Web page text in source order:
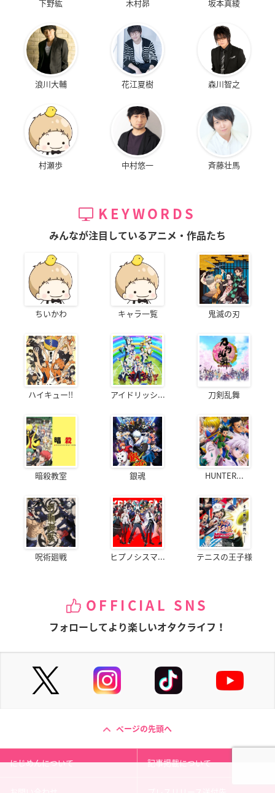
下野紘 木村昴 坂本真綾
浪川大輔 花江夏樹 森川智之
村瀬歩 中村悠一 斉藤壮馬
KEYWORDS
みんなが注目しているアニメ・作品たち
ちいかわ キャラ一覧 鬼滅の刃
ハイキュー!! アイドリッシ... 刀剣乱舞
暗殺教室 銀魂 HUNTER...
呪術廻戦 ヒプノシスマ... テニスの王子様
OFFICIAL SNS
フォローしてより楽しいオタクライフ！
ページの先頭へ
にじめんについて 記事掲載について